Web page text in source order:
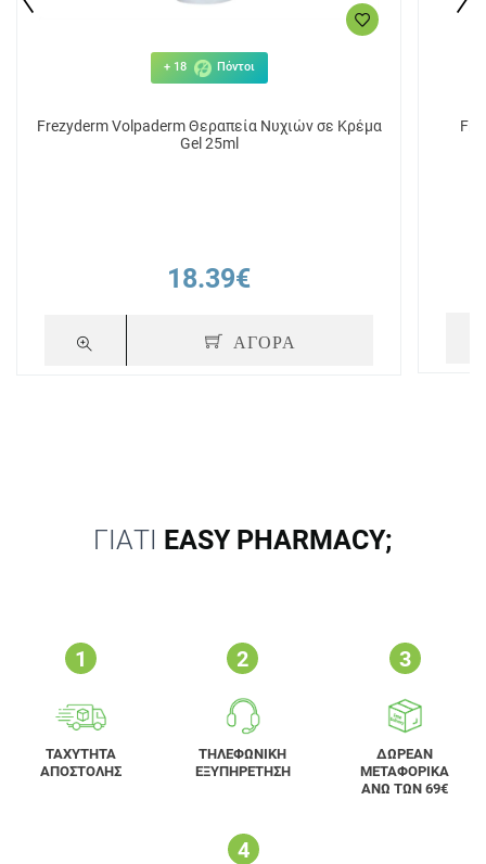
+ 18 Πόντοι
Frezyderm Volpaderm Θεραπεία Νυχιών σε Κρέμα
Gel 25ml
18.39€
ΑΓΟΡΑ
ΓΙΑΤΙ EASY PHARMACY;
ΤΑΧΥΤΗΤΑ
ΑΠΟΣΤΟΛΗΣ
ΤΗΛΕΦΩΝΙΚΗ
ΕΞΥΠΗΡΕΤΗΣΗ
ΔΩΡΕΑΝ
ΜΕΤΑΦΟΡΙΚΑ
ΑΝΩ ΤΩΝ 69€